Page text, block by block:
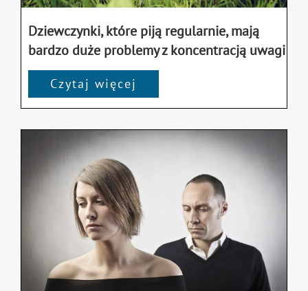
Dziewczynki, które piją regularnie, mają
bardzo duże problemy z koncentracją uwagi
Czytaj więcej